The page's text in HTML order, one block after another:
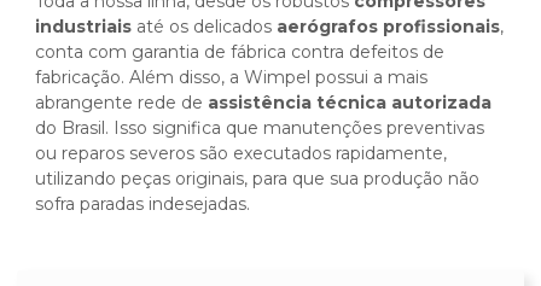
industriais até os delicados aerógrafos profissionais,
conta com garantia de fábrica contra defeitos de
fabricação. Além disso, a Wimpel possui a mais
abrangente rede de assistência técnica autorizada
do Brasil. Isso significa que manutenções preventivas
ou reparos severos são executados rapidamente,
utilizando peças originais, para que sua produção não
sofra paradas indesejadas.